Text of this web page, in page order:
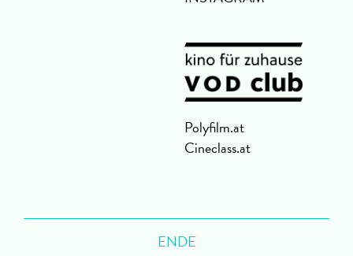
Polyfilm.at
Cineclass.at
ENDE